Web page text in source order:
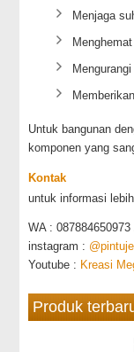
Menjaga
Untuk bangunan
komponen yang
Kontak
untuk informasi
WA :
instagram :
Youtube : Kreasi
Produk